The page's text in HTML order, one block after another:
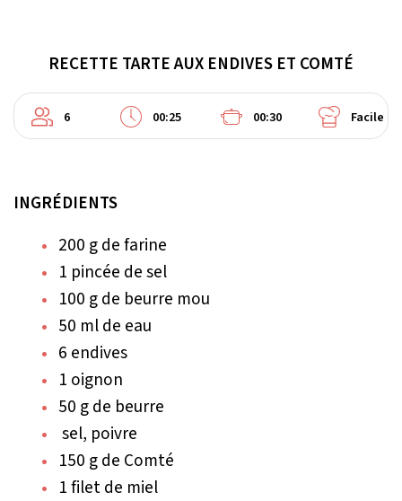
RECETTE TARTE AUX ENDIVES ET COMTÉ
6 00:25 00:30 Facile
INGRÉDIENTS
200 g de farine
1 pincée de sel
100 g de beurre mou
50 ml de eau
6 endives
1 oignon
50 g de beurre
sel, poivre
150 g de Comté
1 filet de miel